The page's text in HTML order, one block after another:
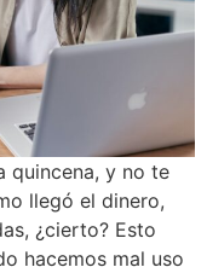
quincena, y no te
llegó el dinero,
¿cierto? Esto
hacemos mal uso